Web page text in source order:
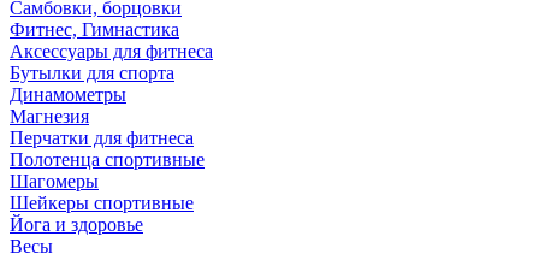
Самбовки, борцовки
Фитнес, Гимнастика
Аксессуары для фитнеса
Бутылки для спорта
Динамометры
Магнезия
Перчатки для фитнеса
Полотенца спортивные
Шагомеры
Шейкеры спортивные
Йога и здоровье
Весы